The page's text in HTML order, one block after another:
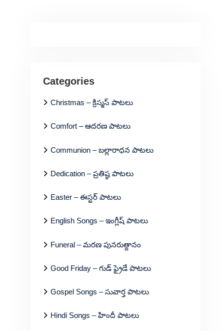
Categories
Christmas – క్రిస్మస్ పాటలు
Comfort – ఆదరణ పాటలు
Communion – బల్లారాధన పాటలు
Dedication – ప్రతిష్ఠ పాటలు
Easter – ఈస్టర్ పాటలు
English Songs – ఇంగ్లీష్ పాటలు
Funeral – మరణ పునరుత్దానం
Good Friday – గుడ్ ఫ్రైడే పాటలు
Gospel Songs – సువార్త పాటలు
Hindi Songs – హిందీ పాటలు